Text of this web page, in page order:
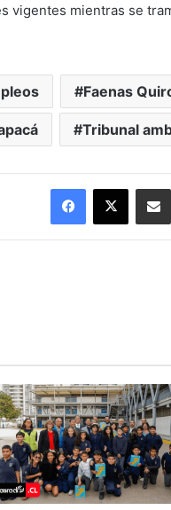
vigentes mientras se
Faenas
Tribunal
Facebook
X